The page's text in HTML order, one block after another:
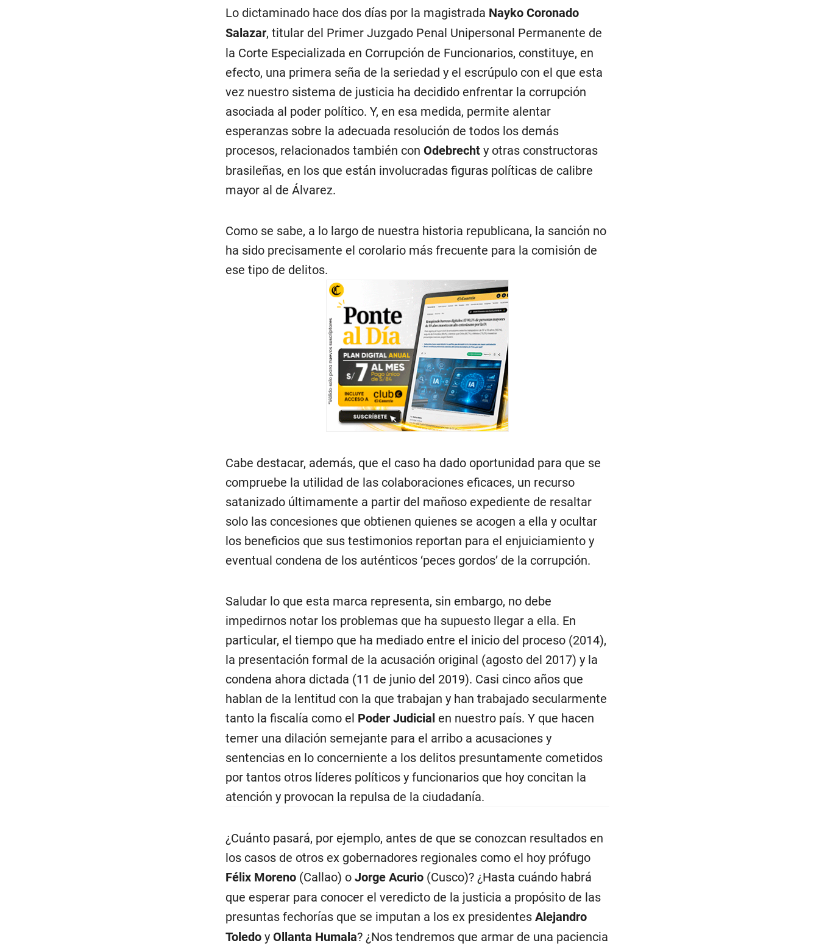
Lo dictaminado hace dos días por la magistrada Nayko Coronado
Salazar, titular del Primer Juzgado Penal Unipersonal Permanente de
la Corte Especializada en Corrupción de Funcionarios, constituye, en
efecto, una primera seña de la seriedad y el escrúpulo con el que esta
vez nuestro sistema de justicia ha decidido enfrentar la corrupción
asociada al poder político. Y, en esa medida, permite alentar
esperanzas sobre la adecuada resolución de todos los demás
procesos, relacionados también con Odebrecht y otras constructoras
brasileñas, en los que están involucradas figuras políticas de calibre
mayor al de Álvarez.
Como se sabe, a lo largo de nuestra historia republicana, la sanción no
ha sido precisamente el corolario más frecuente para la comisión de
ese tipo de delitos.
Cabe destacar, además, que el caso ha dado oportunidad para que se
compruebe la utilidad de las colaboraciones eficaces, un recurso
satanizado últimamente a partir del mañoso expediente de resaltar
solo las concesiones que obtienen quienes se acogen a ella y ocultar
los beneficios que sus testimonios reportan para el enjuiciamiento y
eventual condena de los auténticos ‘peces gordos’ de la corrupción.
Saludar lo que esta marca representa, sin embargo, no debe
impedirnos notar los problemas que ha supuesto llegar a ella. En
particular, el tiempo que ha mediado entre el inicio del proceso (2014),
la presentación formal de la acusación original (agosto del 2017) y la
condena ahora dictada (11 de junio del 2019). Casi cinco años que
hablan de la lentitud con la que trabajan y han trabajado secularmente
tanto la fiscalía como el Poder Judicial en nuestro país. Y que hacen
temer una dilación semejante para el arribo a acusaciones y
sentencias en lo concerniente a los delitos presuntamente cometidos
por tantos otros líderes políticos y funcionarios que hoy concitan la
atención y provocan la repulsa de la ciudadanía.
¿Cuánto pasará, por ejemplo, antes de que se conozcan resultados en
los casos de otros ex gobernadores regionales como el hoy prófugo
Félix Moreno (Callao) o Jorge Acurio (Cusco)? ¿Hasta cuándo habrá
que esperar para conocer el veredicto de la justicia a propósito de las
presuntas fechorías que se imputan a los ex presidentes Alejandro
Toledo y Ollanta Humala? ¿Nos tendremos que armar de una paciencia